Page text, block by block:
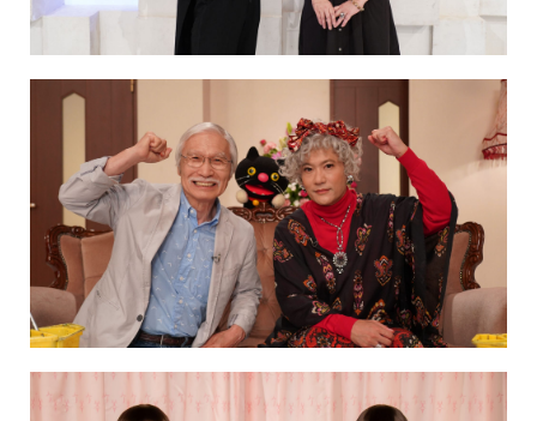
NAKAMA入会
CHIZULOG
FAQ
お問い合わせ
メールマガジン登録/解除